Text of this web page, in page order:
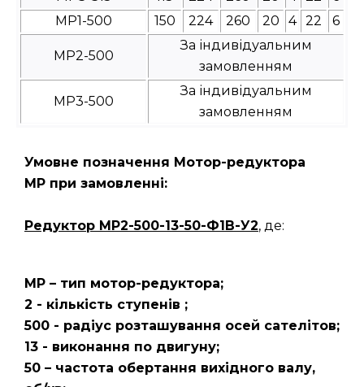
МР1-500
150 224 260 20 4 22 6
МР2-500
За індивідуальним
замовленням
МР3-500
За індивідуальним
замовленням
Умовне позначення Мотор-редуктора
МР при замовленні:
Редуктор МР2-500-13-50-Ф1В-У2, де:
МР – тип мотор-редуктора;
2 - кількість ступенів ;
500 - радіус розташування осей сателітов;
13 - виконання по двигуну;
50 – частота обертання вихідного валу,